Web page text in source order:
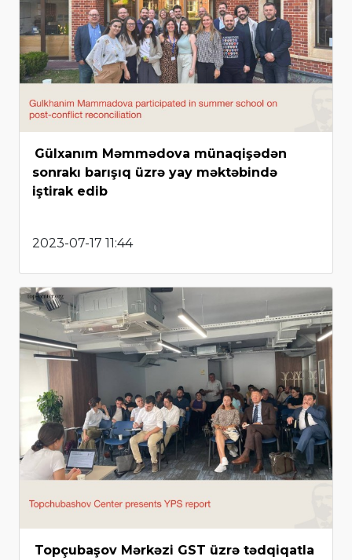
Gülxanım Məmmədova münaqişədən
sonrakı barışıq üzrə yay məktəbində
iştirak edib
2023-07-17 11:44
Topçubaşov Mərkəzi GST üzrə tədqiqatla